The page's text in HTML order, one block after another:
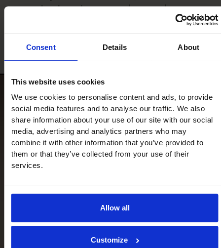
Consent Details About
This website uses cookies
We use cookies to personalise content and ads, to provide
social media features and to analyse our traffic. We also
share information about your use of our site with our social
media, advertising and analytics partners who may
combine it with other information that you’ve provided to
them or that they’ve collected from your use of their
services.
Allow all
Customize
contact met ons op, dan zoeken we
samen naar een oplossing.